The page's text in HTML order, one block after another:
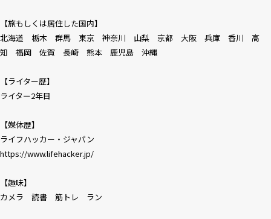
【旅もしくは居住した国内】
北海道 栃木 群馬 東京 神奈川 山梨 京都 大阪 兵庫 香川 高
知 福岡 佐賀 長崎 熊本 鹿児島 沖縄
【ライター歴】
ライター2年目
【媒体歴】
ライフハッカー・ジャパン
https://www.lifehacker.jp/
【趣味】
カメラ 読書 筋トレ ラン